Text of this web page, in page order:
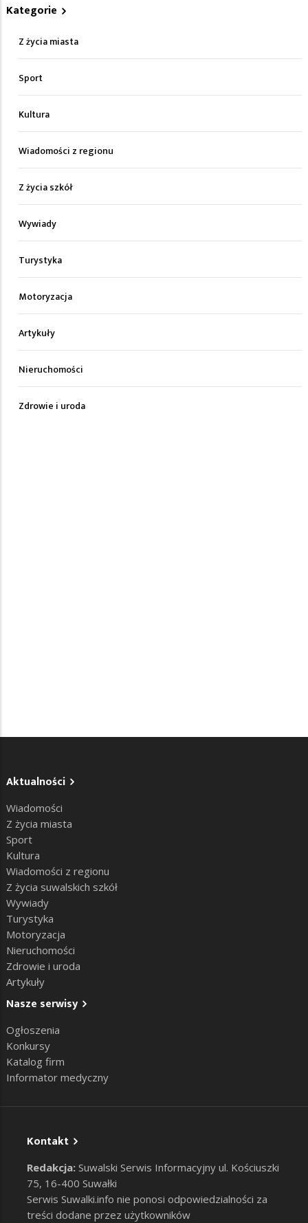
Kategorie
Z życia miasta
Sport
Kultura
Wiadomości z regionu
Z życia szkół
Wywiady
Turystyka
Motoryzacja
Artykuły
Nieruchomości
Zdrowie i uroda
Aktualności
Wiadomości
Z życia miasta
Sport
Kultura
Wiadomości z regionu
Z życia suwalskich szkół
Wywiady
Turystyka
Motoryzacja
Nieruchomości
Zdrowie i uroda
Artykuły
Nasze serwisy
Ogłoszenia
Konkursy
Katalog firm
Informator medyczny
Kontakt
Redakcja: Suwalski Serwis Informacyjny ul. Kościuszki
75, 16-400 Suwałki
Serwis Suwalki.info nie ponosi odpowiedzialności za
treści dodane przez użytkowników